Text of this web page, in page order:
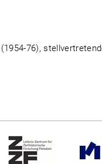
76),